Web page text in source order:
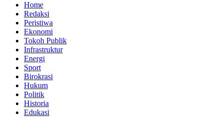
Home
Redaksi
Peristiwa
Ekonomi
Tokoh Publik
Infrastruktur
Energi
Sport
Birokrasi
Hukum
Politik
Historia
Edukasi